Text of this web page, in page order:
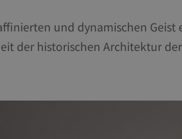
und dynamischen
der historischen Architektur